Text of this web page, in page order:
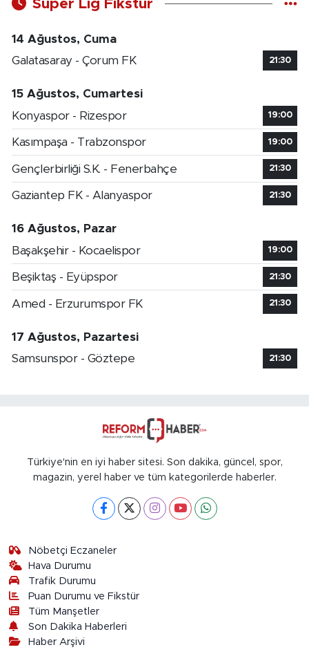
Süper Lig Fikstür
14 Ağustos, Cuma
Galatasaray - Çorum FK
21:30
15 Ağustos, Cumartesi
Konyaspor - Rizespor
19:00
Kasımpaşa - Trabzonspor 19:00
Gençlerbirliği S.K. - Fenerbahçe 21:30
Gaziantep FK - Alanyaspor 21:30
16 Ağustos, Pazar
Başakşehir - Kocaelispor
19:00
Beşiktaş - Eyüpspor 21:30
Amed - Erzurumspor FK 21:30
17 Ağustos, Pazartesi
Samsunspor - Göztepe
21:30
Türkiye'nin en iyi haber sitesi. Son dakika, güncel, spor,
magazin, yerel haber ve tüm kategorilerde haberler.
Nöbetçi Eczaneler
Hava Durumu
Trafik Durumu
Puan Durumu ve Fikstür
Tüm Manşetler
Son Dakika Haberleri
Haber Arşivi